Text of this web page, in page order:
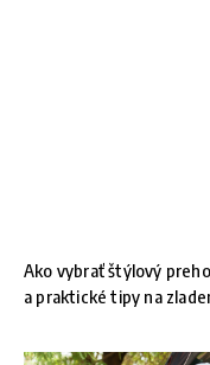
Ako vybrať štýlový
a praktické tipy na